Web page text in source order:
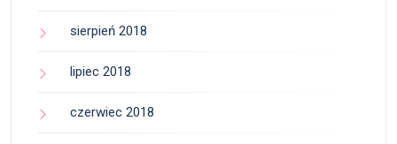
sierpień 2018
lipiec 2018
czerwiec 2018